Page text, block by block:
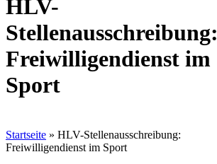
HLV-
Stellenausschreibung:
Freiwilligendienst im
Sport
Startseite » HLV-Stellenausschreibung:
Freiwilligendienst im Sport